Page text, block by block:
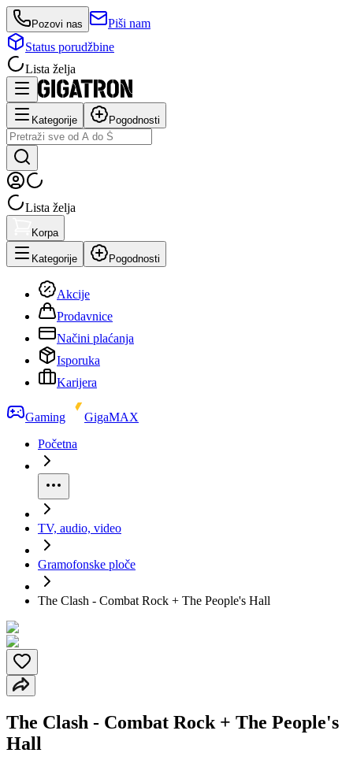
Pozovi nas
Piši nam
Status porudžbine
Lista želja
Kategorije Pogodnosti
Lista želja
Korpa
Kategorije Pogodnosti
Akcije
Prodavnice
Načini plaćanja
Isporuka
Karijera
Gaming
GigaMAX
Početna
TV, audio, video
Gramofonske ploče
The Clash - Combat Rock + The People's Hall
The Clash - Combat Rock + The People's
Hall